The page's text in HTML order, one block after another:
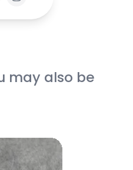
may also be